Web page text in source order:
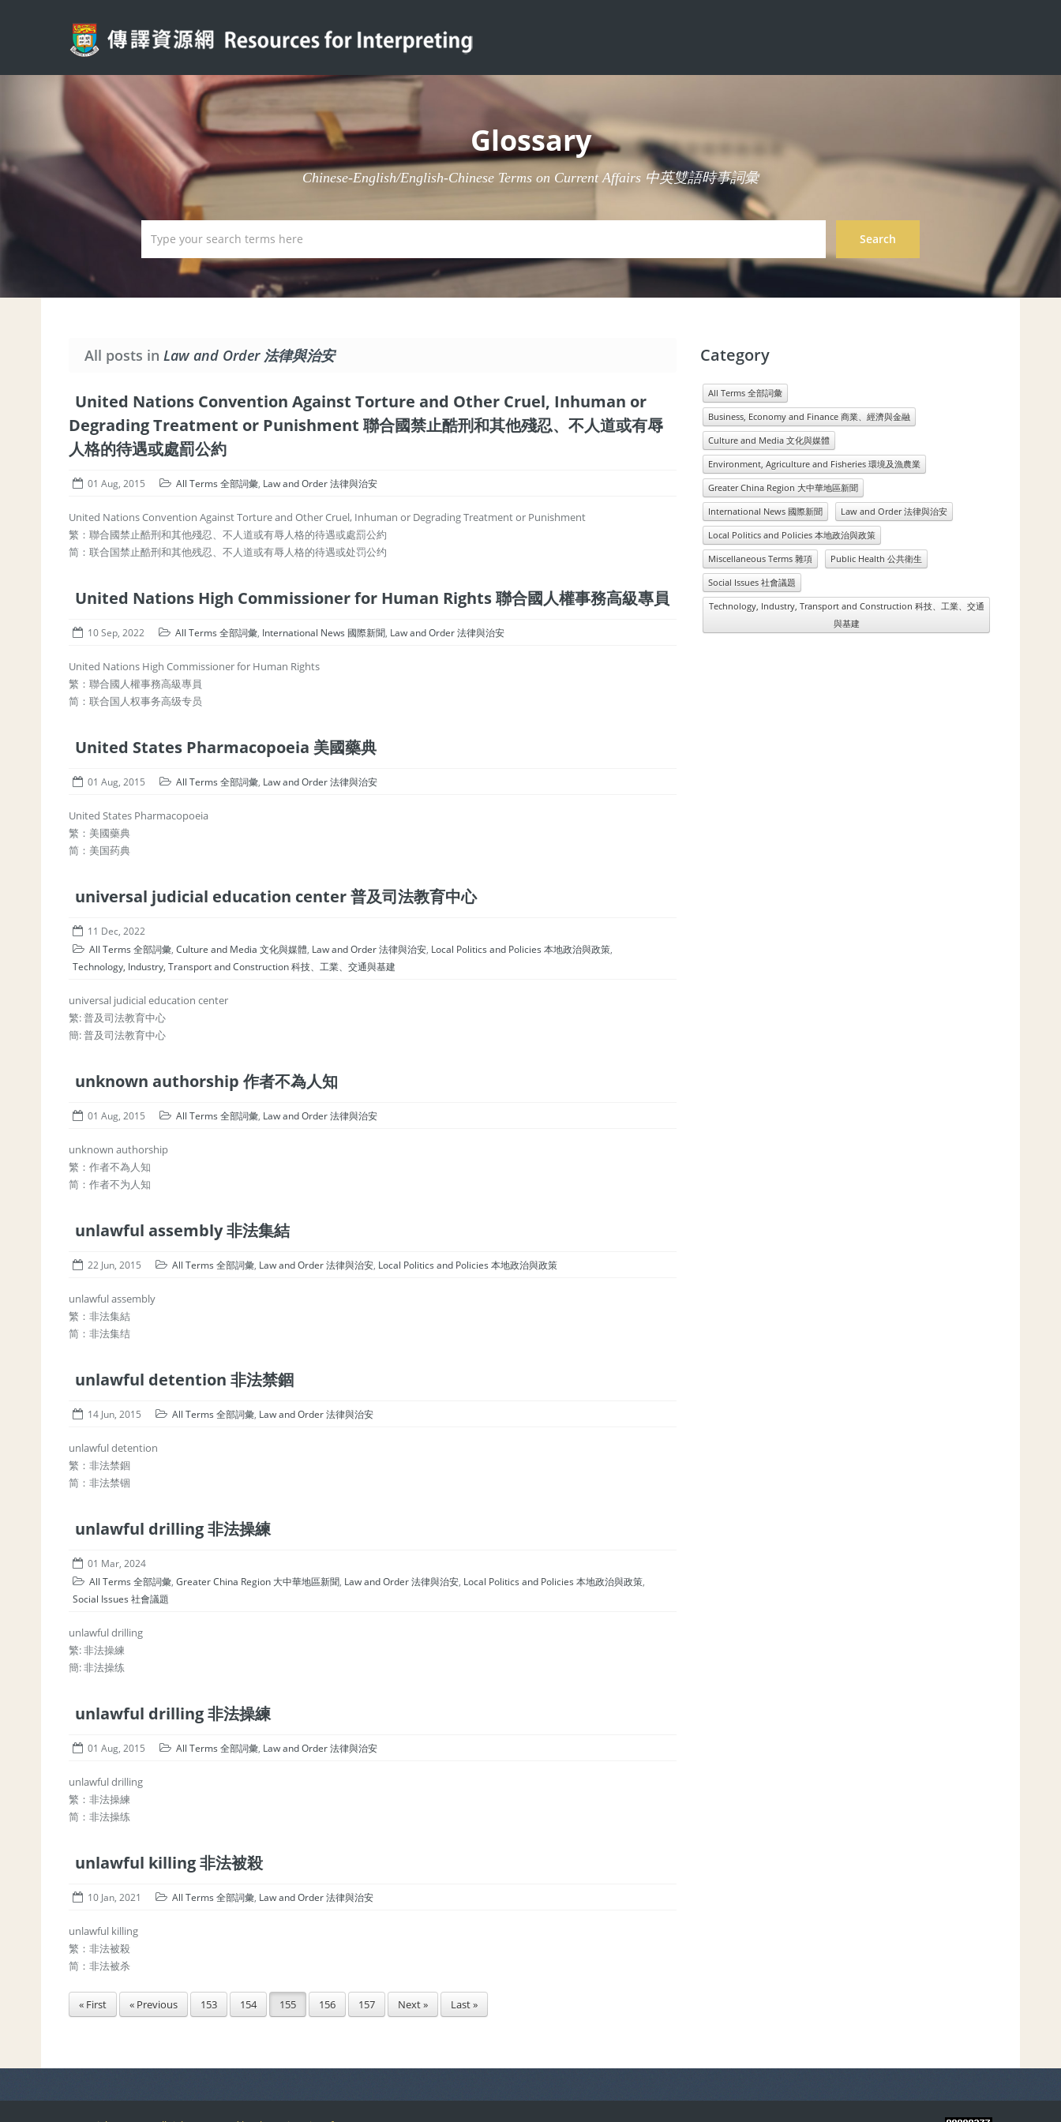
Glossary
Chinese-English/English-Chinese Terms on Current Affairs 中英雙語時事詞彙
All posts in Law and Order 法律與治安
United Nations Convention Against Torture and Other Cruel, Inhuman or
Degrading Treatment or Punishment 聯合國禁止酷刑和其他殘忍、不人道或有辱
人格的待遇或處罰公約
01 Aug, 2015 All Terms 全部詞彙, Law and Order 法律與治安
United Nations Convention Against Torture and Other Cruel, Inhuman or Degrading Treatment or Punishment
繁：聯合國禁止酷刑和其他殘忍、不人道或有辱人格的待遇或處罰公約
简：联合国禁止酷刑和其他残忍、不人道或有辱人格的待遇或处罚公约
United Nations High Commissioner for Human Rights 聯合國人權事務高級專員
10 Sep, 2022 All Terms 全部詞彙, International News 國際新聞, Law and Order 法律與治安
United Nations High Commissioner for Human Rights
繁：聯合國人權事務高級專員
简：联合国人权事务高级专员
United States Pharmacopoeia 美國藥典
01 Aug, 2015 All Terms 全部詞彙, Law and Order 法律與治安
United States Pharmacopoeia
繁：美國藥典
简：美国药典
universal judicial education center 普及司法教育中心
11 Dec, 2022
All Terms 全部詞彙, Culture and Media 文化與媒體, Law and Order 法律與治安, Local Politics and Policies 本地政治與政策,
Technology, Industry, Transport and Construction 科技、工業、交通與基建
universal judicial education center
繁: 普及司法教育中心
簡: 普及司法教育中心
unknown authorship 作者不為人知
01 Aug, 2015 All Terms 全部詞彙, Law and Order 法律與治安
unknown authorship
繁：作者不為人知
简：作者不为人知
unlawful assembly 非法集結
22 Jun, 2015 All Terms 全部詞彙, Law and Order 法律與治安, Local Politics and Policies 本地政治與政策
unlawful assembly
繁：非法集結
简：非法集结
unlawful detention 非法禁錮
14 Jun, 2015 All Terms 全部詞彙, Law and Order 法律與治安
unlawful detention
繁：非法禁錮
简：非法禁锢
unlawful drilling 非法操練
01 Mar, 2024
All Terms 全部詞彙, Greater China Region 大中華地區新聞, Law and Order 法律與治安, Local Politics and Policies 本地政治與政策,
Social Issues 社會議題
unlawful drilling
繁: 非法操練
簡: 非法操练
unlawful drilling 非法操練
01 Aug, 2015 All Terms 全部詞彙, Law and Order 法律與治安
unlawful drilling
繁：非法操練
简：非法操练
unlawful killing 非法被殺
10 Jan, 2021 All Terms 全部詞彙, Law and Order 法律與治安
unlawful killing
繁：非法被殺
简：非法被杀
« First « Previous 153 154 155 156 157 Next » Last »
Category
All Terms 全部詞彙
Business, Economy and Finance 商業、經濟與金融
Culture and Media 文化與媒體
Environment, Agriculture and Fisheries 環境及漁農業
Greater China Region 大中華地區新聞
International News 國際新聞
Law and Order 法律與治安
Local Politics and Policies 本地政治與政策
Miscellaneous Terms 雜項
Public Health 公共衛生
Social Issues 社會議題
Technology, Industry, Transport and Construction 科技、工業、交通
與基建